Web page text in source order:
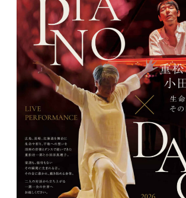
テーマ
ライブ・スケジュール
作品
オンライン・ショップ
ギャラリー
日々のレポート